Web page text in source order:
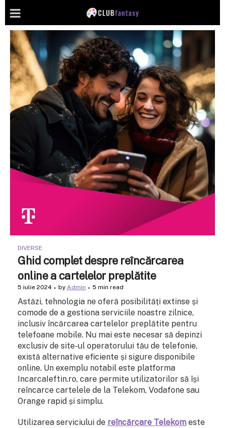
DIVERSE
Ghid complet despre reîncărcarea
online a cartelelor preplătite
5 iulie 2024 by Admin 5 min read
Astăzi, tehnologia ne oferă posibilități extinse și
comode de a gestiona serviciile noastre zilnice,
inclusiv încărcarea cartelelor preplătite pentru
telefoane mobile. Nu mai este necesar să depinzi
exclusiv de site-ul operatorului tău de telefonie,
există alternative eficiente și sigure disponibile
online. Un exemplu notabil este platforma
IncarcaIeftin.ro, care permite utilizatorilor să își
reîncarce cartelele de la Telekom, Vodafone sau
Orange rapid și simplu.
Utilizarea serviciului de reîncărcare Telekom este